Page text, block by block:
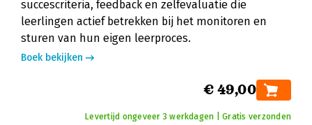
succescriteria, feedback en zelfevaluatie die
leerlingen actief betrekken bij het monitoren en
sturen van hun eigen leerproces.
Boek bekijken
€ 49,00
Levertijd ongeveer 3 werkdagen | Gratis verzonden